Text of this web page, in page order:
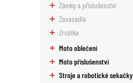
Zámky a příslušenství
Zavazadla
Zrcátka
Moto oblečení
Moto příslušenství
Stroje a robotické sekačky